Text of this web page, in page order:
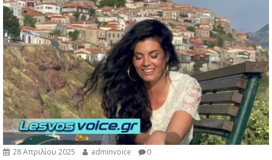
28 Απριλίου 2025 adminvoice 0